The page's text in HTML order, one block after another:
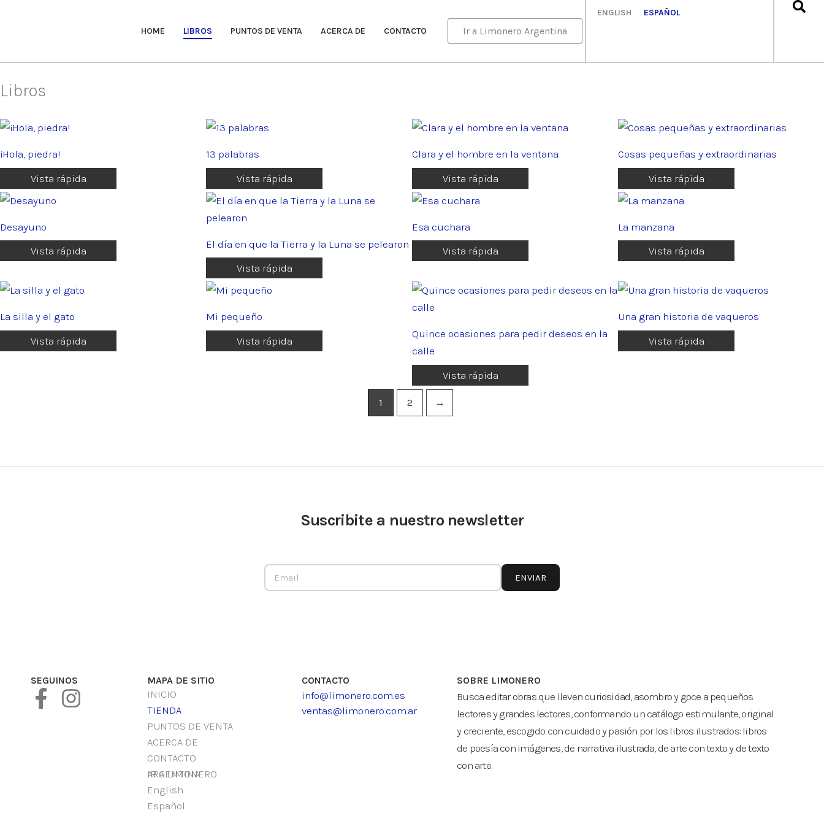
HOME LIBROS PUNTOS DE VENTA ACERCA DE CONTACTO Ir a Limonero Argentina
ENGLISH ESPAÑOL
Libros
¡Hola, piedra!
Vista rápida
13 palabras
Vista rápida
Clara y el hombre en la ventana
Vista rápida
Cosas pequeñas y extraordinarias
Vista rápida
Desayuno
Vista rápida
El día en que la Tierra y la Luna se pelearon
Vista rápida
Esa cuchara
Vista rápida
La manzana
Vista rápida
La silla y el gato
Vista rápida
Mi pequeño
Vista rápida
Quince ocasiones para pedir deseos en la
calle
Vista rápida
Una gran historia de vaqueros
Vista rápida
1 2 →
Suscribite a nuestro newsletter
ENVIAR
SEGUINOS
F
I
MAPA DE SITIO
INICIO
TIENDA
PUNTOS DE VENTA
ACERCA DE
CONTACTO
IR A LIMONERO ARGENTINA
English
Español
CONTACTO
info@limonero.com.es
ventas@limonero.com.ar
SOBRE LIMONERO
Busca editar obras que lleven curiosidad, asombro y goce a pequeños
lectores y grandes lectores, conformando un catálogo estimulante, original
y creciente, escogido con cuidado y pasión por los libros ilustrados: libros
de poesía con imágenes, de narrativa ilustrada, de arte con texto y de texto
con arte.